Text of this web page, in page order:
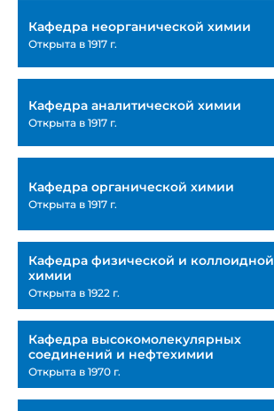
Кафедра неорганической химии
Открыта в 1917 г.
Кафедра аналитической химии
Открыта в 1917 г.
Кафедра органической химии
Открыта в 1917 г.
Кафедра физической и коллоидной
химии
Открыта в 1922 г.
Кафедра высокомолекулярных
соединений и нефтехимии
Открыта в 1970 г.